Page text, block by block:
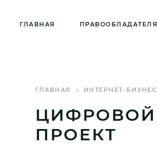
ГЛАВНАЯ
ГЛАВНАЯ ИНТЕРНЕТ-БИЗНЕС
ЦИФРОВОЙ
ПРОЕКТ